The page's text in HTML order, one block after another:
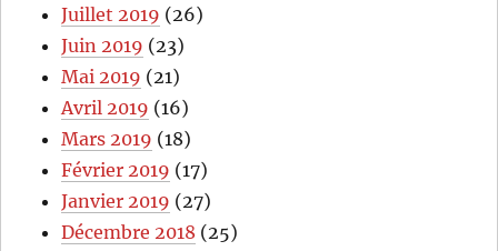
Juillet 2019 (26)
Juin 2019 (23)
Mai 2019 (21)
Avril 2019 (16)
Mars 2019 (18)
Février 2019 (17)
Janvier 2019 (27)
Décembre 2018 (25)